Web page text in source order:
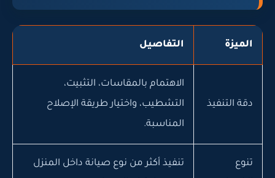
الميزة التفاصيل
دقة التنفيذ
الاهتمام بالمقاسات، التثبيت،
التشطيب، واختيار طريقة الإصلاح
المناسبة.
تنوع
تنفيذ أكثر من نوع صيانة داخل المنزل